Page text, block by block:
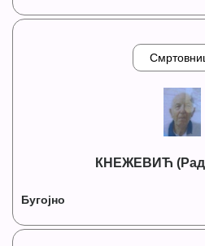
КНЕЖЕВИЋ
Бугојно